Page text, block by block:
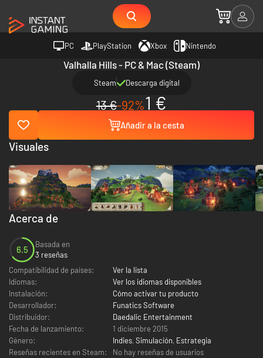
PC PlayStation Xbox Nintendo
Valhalla Hills - PC & Mac (Steam)
Steam Descarga digital
13 €-92%1 €
Añadir a la cesta
Acerca de
6.5
Basada en
3 reseñas
Compatibilidad de países:
Ver la lista
Idiomas:
Ver los idiomas disponibles
Instalación:
Cómo activar tu producto
Desarrollador:
Funatics Software
Distribuidor:
Daedalic Entertainment
Fecha de lanzamiento:
1 diciembre 2015
Género:
Indies, Simulación, Estrategia
Reseñas recientes en Steam:
No hay reseñas de usuarios
Visuales